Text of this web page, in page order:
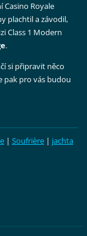
Casino Royale
plachtil a závodil,
Class 1 Modern
.
si připravit něco
pak pro vás budou
| Soufrière | jachta